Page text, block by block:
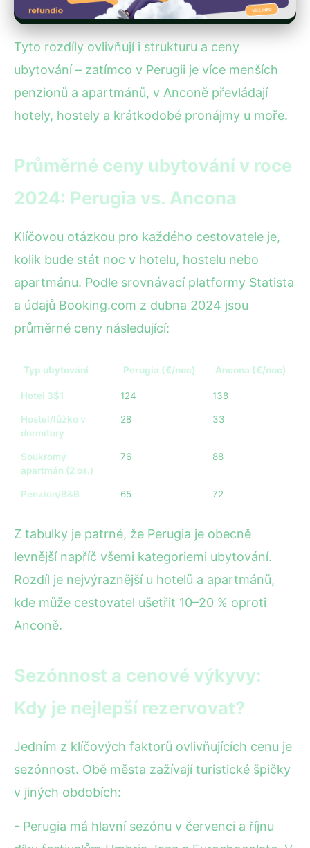
Tyto rozdíly ovlivňují i strukturu a ceny
ubytování – zatímco v Perugii je více menších
penzionů a apartmánů, v Anconě převládají
hotely, hostely a krátkodobé pronájmy u moře.
Průměrné ceny ubytování v roce
2024: Perugia vs. Ancona
Klíčovou otázkou pro každého cestovatele je,
kolik bude stát noc v hotelu, hostelu nebo
apartmánu. Podle srovnávací platformy Statista
a údajů Booking.com z dubna 2024 jsou
průměrné ceny následující:
Typ ubytování Perugia (€/noc) Ancona (€/noc)
Hotel 3$1 124 138
Hostel/lůžko v
dormitory
28 33
Soukromý
apartmán (2 os.)
76 88
Penzion/B&B 65 72
Z tabulky je patrné, že Perugia je obecně
levnější napříč všemi kategoriemi ubytování.
Rozdíl je nejvýraznější u hotelů a apartmánů,
kde může cestovatel ušetřit 10–20 % oproti
Anconě.
Sezónnost a cenové výkyvy:
Kdy je nejlepší rezervovat?
Jedním z klíčových faktorů ovlivňujících cenu je
sezónnost. Obě města zažívají turistické špičky
v jiných obdobích:
- Perugia má hlavní sezónu v červenci a říjnu